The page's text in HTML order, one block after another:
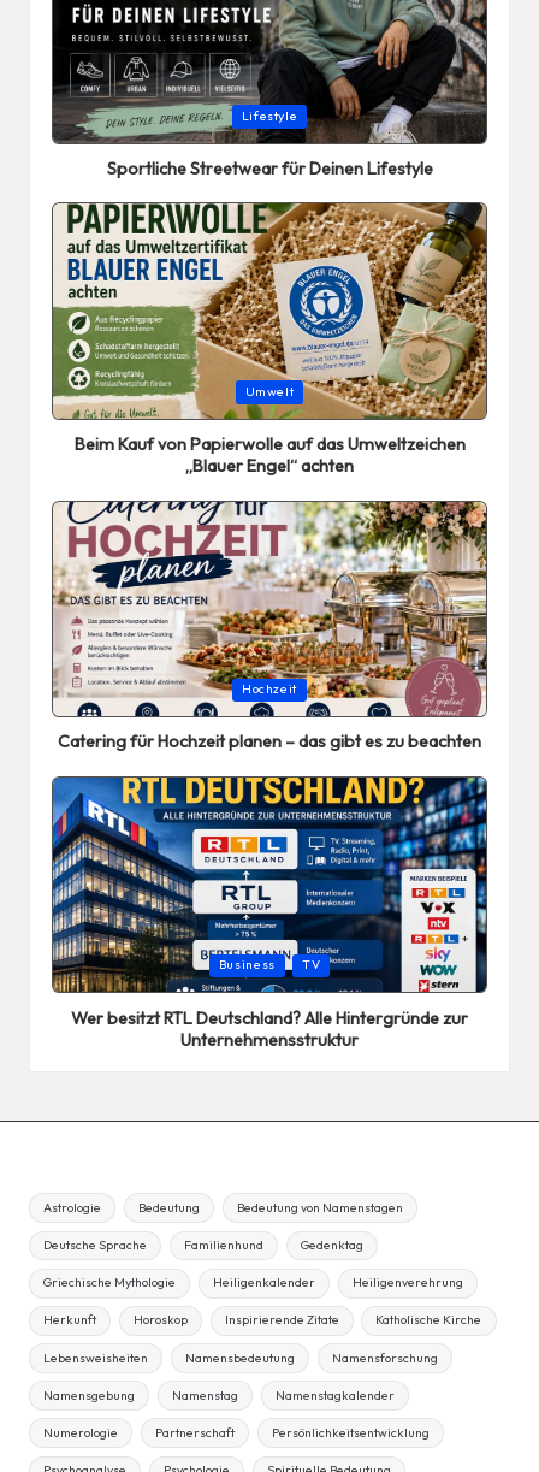
Posted
in
Lifestyle
Sportliche Streetwear für Deinen Lifestyle
Posted
in
Umwelt
Beim Kauf von Papierwolle auf das Umweltzeichen
„Blauer Engel“ achten
Posted
in
Hochzeit
Catering für Hochzeit planen – das gibt es zu beachten
Posted
in
Business TV
Wer besitzt RTL Deutschland? Alle Hintergründe zur
Unternehmensstruktur
Astrologie Bedeutung Bedeutung von Namenstagen
Deutsche Sprache Familienhund Gedenktag
Griechische Mythologie Heiligenkalender Heiligenverehrung
Herkunft Horoskop Inspirierende Zitate Katholische Kirche
Lebensweisheiten Namensbedeutung Namensforschung
Namensgebung Namenstag Namenstagkalender
Numerologie Partnerschaft Persönlichkeitsentwicklung